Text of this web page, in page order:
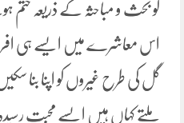
کو بحث و مباحثہ کے ذریعہ ختم
اس معاشرے میں ایسے ہی
گل کی طرح غیروں کو اپنا بنا
ملتے کہاں ہیں ایسے محبت